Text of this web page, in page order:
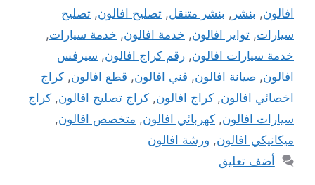
افالون, بنشر , بنشر متنقل, تصليح افالون, تصليح
سيارات, تواير افالون, خدمة افالون, خدمة سيارات,
خدمة سيارات افالون, رقم كراج افالون, سيرفس
افالون, صيانة افالون, فني افالون, قطع افالون, كراج
اخصائي افالون, كراج افالون, كراج تصليح افالون, كراج
سيارات افالون, كهربائي افالون, متخصص افالون,
ميكانيكي افالون, ورشة افالون
أضف تعليق